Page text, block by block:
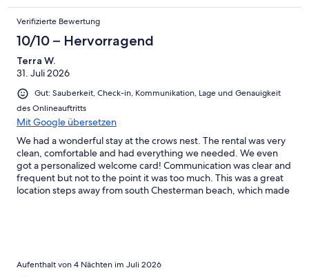
Verifizierte Bewertung
10/10 – Hervorragend
Terra W.
31. Juli 2026
Gut: Sauberkeit, Check-in, Kommunikation, Lage und Genauigkeit
des Onlineauftritts
Mit Google übersetzen
We had a wonderful stay at the crows nest. The rental was very
clean, comfortable and had everything we needed. We even
got a personalized welcome card! Communication was clear and
frequent but not to the point it was too much. This was a great
location steps away from south Chesterman beach, which made
Aufenthalt von 4 Nächten im Juli 2026